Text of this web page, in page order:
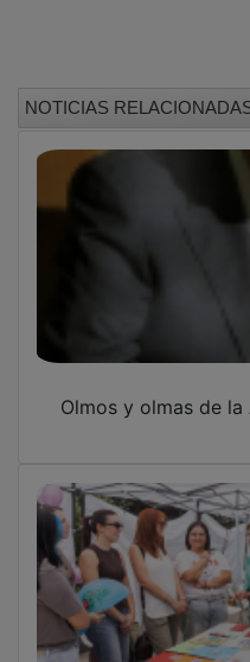
La II Feria de la
en un gran
participación y
La lírica conquista
Mayor